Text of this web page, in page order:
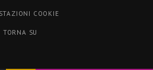
COOKIE
TORNA SU